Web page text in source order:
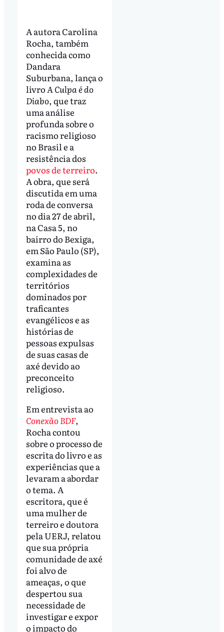
A autora Carolina
Rocha, também
conhecida como
Dandara
Suburbana, lança o
livroA Culpa é do
Diabo, que traz
uma análise
profunda sobre o
racismo religioso
no Brasil e a
resistência dos
povos de terreiro.
A obra, que será
discutida em uma
roda de conversa
no dia 27 de abril,
na Casa 5, no
bairro do Bexiga,
em São Paulo (SP),
examina as
complexidades de
territórios
dominados por
traficantes
evangélicos e as
histórias de
pessoas expulsas
de suas casas de
axé devido ao
preconceito
religioso.
Em entrevista ao
Conexão BDF,
Rocha contou
sobre o processo de
escrita do livro e as
experiências que a
levaram a abordar
o tema. A
escritora, que é
uma mulher de
terreiro e doutora
pela UERJ, relatou
que sua própria
comunidade de axé
foi alvo de
ameaças, o que
despertou sua
necessidade de
investigar e expor
o impacto do